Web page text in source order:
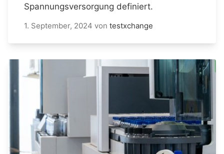
Spannungsversorgung definiert.
1. September, 2024 von testxchange